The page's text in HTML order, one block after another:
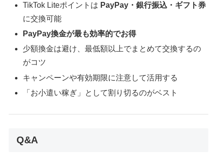
TikTok Liteポイントは PayPay・銀行振込・ギフト券
に交換可能
PayPay換金が最も効率的でお得
少額換金は避け、最低額以上でまとめて交換するの
がコツ
キャンペーンや有効期限に注意して活用する
「お小遣い稼ぎ」として割り切るのがベスト
Q&A